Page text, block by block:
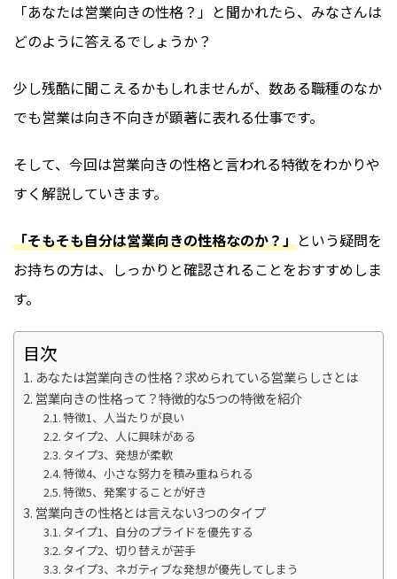
「あなたは営業向きの性格？」と聞かれたら、みなさんは
どのように答えるでしょうか？
少し残酷に聞こえるかもしれませんが、数ある職種のなか
でも営業は向き不向きが顕著に表れる仕事です。
そして、今回は営業向きの性格と言われる特徴をわかりや
すく解説していきます。
「そもそも自分は営業向きの性格なのか？」という疑問を
お持ちの方は、しっかりと確認されることをおすすめしま
す。
目次
あなたは営業向きの性格？求められている営業らしさとは
営業向きの性格って？特徴的な5つの特徴を紹介
特徴1、人当たりが良い
タイプ2、人に興味がある
タイプ3、発想が柔軟
特徴4、小さな努力を積み重ねられる
特徴5、発案することが好き
営業向きの性格とは言えない3つのタイプ
タイプ1、自分のプライドを優先する
タイプ2、切り替えが苦手
タイプ3、ネガティブな発想が優先してしまう